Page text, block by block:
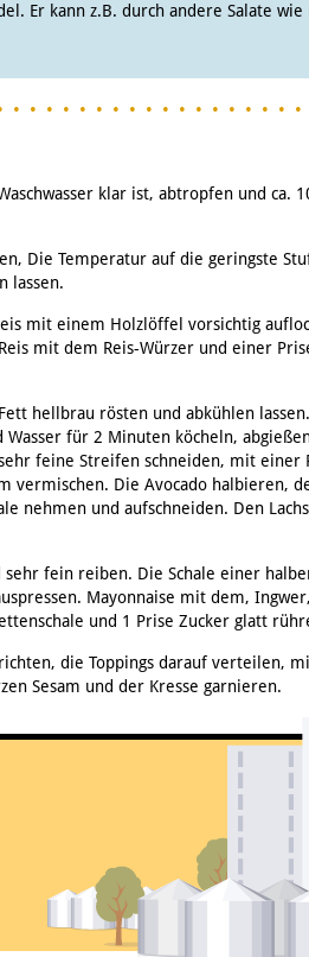
Er kann z.B. durch andere Salate wie
klar ist, abtropfen und ca.
Die Temperatur auf die geringste
lassen.
mit einem Holzlöffel vorsichtig
mit dem Reis-Würzer und einer
hellbrau rösten und abkühlen
für 2 Minuten köcheln,
feine Streifen schneiden, mit einer
vermischen. Die Avocado halbieren,
nehmen und aufschneiden. Den
sehr fein reiben. Die Schale einer
Mayonnaise mit dem, Ingwer,
und 1 Prise Zucker glatt
die Toppings darauf verteilen,
Sesam und der Kresse garnieren.